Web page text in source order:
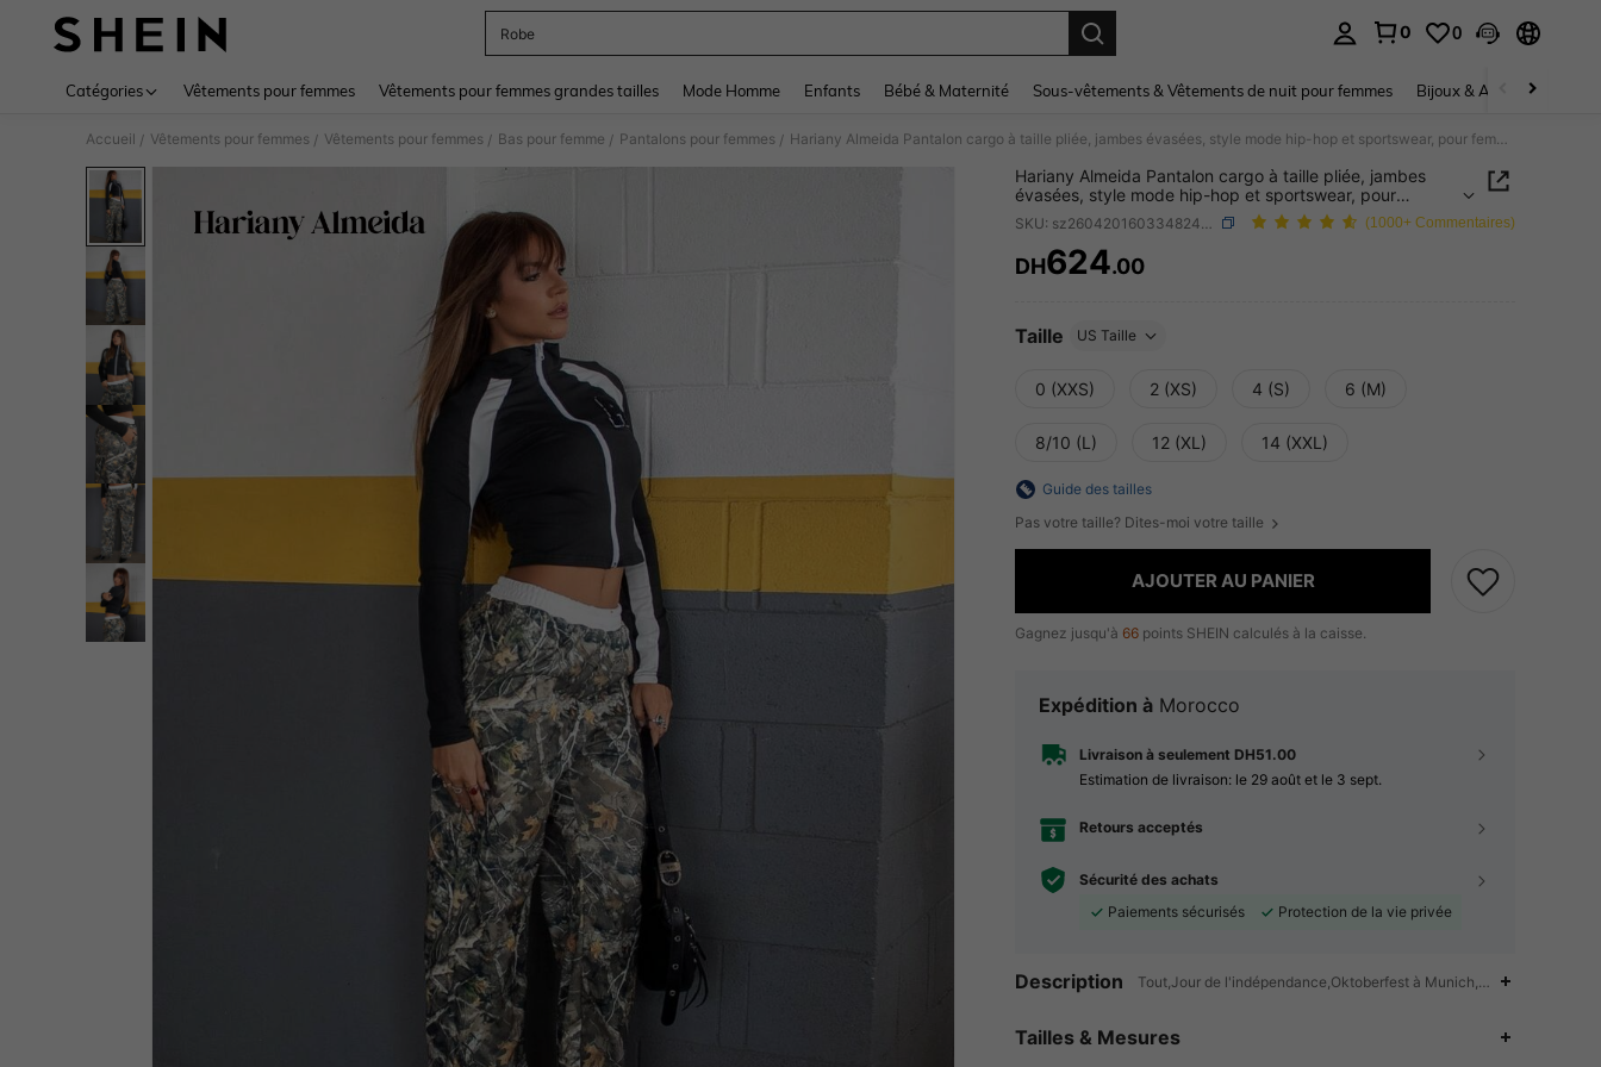
Robe
0 0
Catégories Vêtements pour femmes Vêtements pour femmes grandes tailles Mode Homme Enfants Bébé & Maternité Sous-vêtements & Vêtements de nuit pour femmes Bijoux & Accessoires pour
Accueil / Vêtements pour femmes / Vêtements pour femmes / Bas pour femme / Pantalons pour femmes / Hariany Almeida Pantalon cargo à taille pliée, jambes évasées, style mode hip-hop et sportswear, pour femme, printemps/été
Hariany Almeida Pantalon cargo à taille pliée, jambes
évasées, style mode hip-hop et sportswear, pour
femme, printemps/été
(1000+ Commentaires)
PRICE AND AVAILABILITY
DH624.00
Taille US Taille
0 (XXS) 2 (XS) 4 (S) 6 (M)
8/10 (L) 12 (XL) 14 (XXL)
Guide des tailles
Pas votre taille? Dites-moi votre taille
AJOUTER AU PANIER
Gagnez jusqu'à 66 points SHEIN calculés à la caisse.
Expédition à Morocco
Livraison à seulement DH51.00
Estimation de livraison: le 29 août et le 3 sept.
Retours acceptés
Sécurité des achats
Paiements sécurisés
Protection de la vie privée
Description Tout,Jour de l'indépendance,Oktoberfest à Munich,Poche,Écussons
Tailles & Mesures